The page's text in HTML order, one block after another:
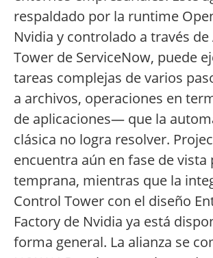
respaldado por la runtime
Nvidia y controlado a través
Tower de ServiceNow, puede
tareas complejas de varios
a archivos, operaciones en
de aplicaciones— que la
clásica no logra resolver.
encuentra aún en fase de vista
temprana, mientras que la
Control Tower con el diseño
Factory de Nvidia ya está
forma general. La alianza se